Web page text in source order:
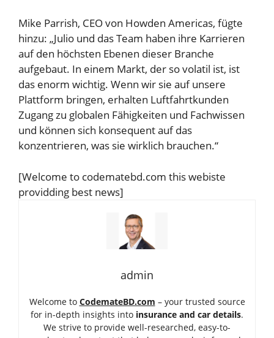
Mike Parrish, CEO von Howden Americas, fügte
hinzu: „Julio und das Team haben ihre Karrieren
auf den höchsten Ebenen dieser Branche
aufgebaut. In einem Markt, der so volatil ist, ist
das enorm wichtig. Wenn wir sie auf unsere
Plattform bringen, erhalten Luftfahrtkunden
Zugang zu globalen Fähigkeiten und Fachwissen
und können sich konsequent auf das
konzentrieren, was sie wirklich brauchen.“
[Welcome to codematebd.com this webiste
providding best news]
admin
Welcome to CodemateBD.com – your trusted source
for in-depth insights into insurance and car details.
We strive to provide well-researched, easy-to-